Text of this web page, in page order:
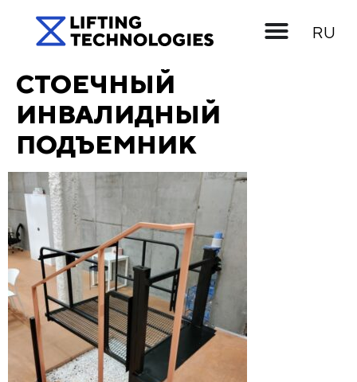
RU
EN
СТОЕЧНЫЙ
ИНВАЛИДНЫЙ
ПОДЪЕМНИК